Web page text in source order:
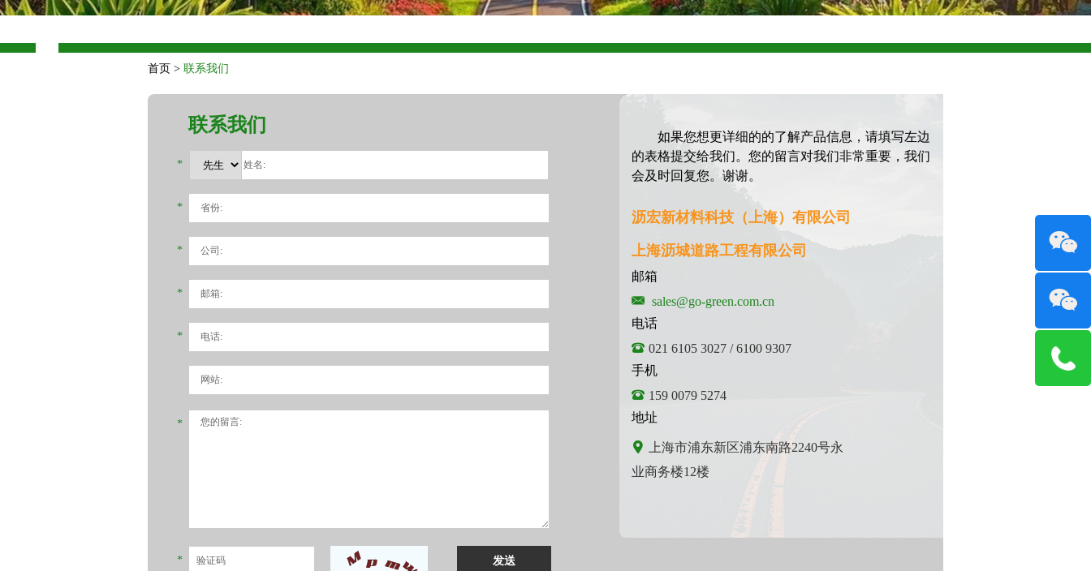
首页 > 联系我们
如果您想更详细的的了解产品信息，请填写左边
的表格提交给我们。您的留言对我们非常重要，我们
会及时回复您。谢谢。
沥宏新材料科技（上海）有限公司
上海沥城道路工程有限公司
邮箱
sales@go-green.com.cn
电话
021 6105 3027 / 6100 9307
手机
159 0079 5274
地址
上海市浦东新区浦东南路2240号永
业商务楼12楼
联系我们
*
*
*
*
*
*
*